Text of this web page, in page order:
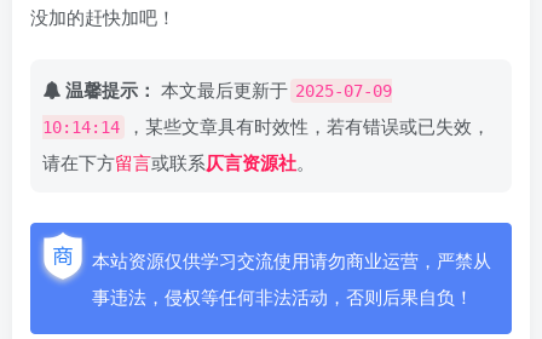
没加的赶快加吧！
温馨提示： 本文最后更新于 2025-07-09
10:14:14
，某些文章具有时效性，若有错误或已失效，
请在下方留言或联系仄言资源社。
本站资源仅供学习交流使用请勿商业运营，严禁从
事违法，侵权等任何非法活动，否则后果自负！